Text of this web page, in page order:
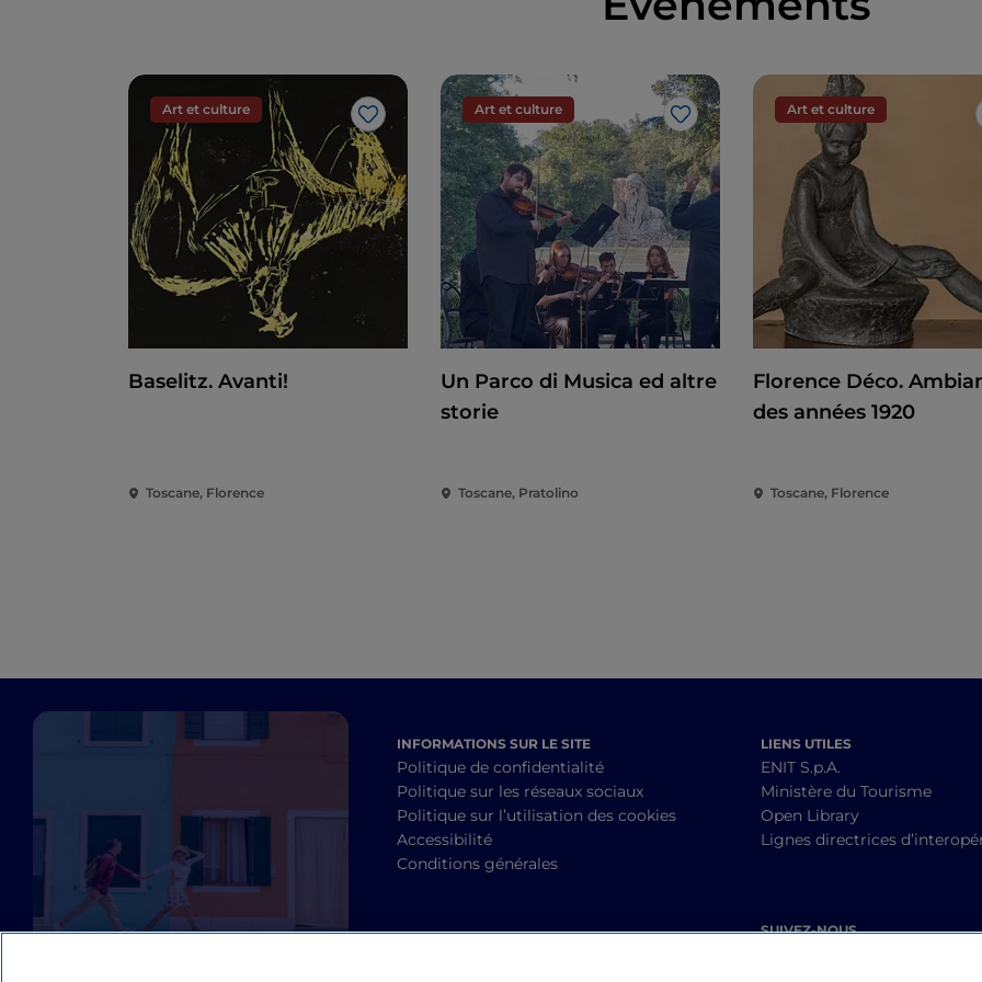
spécimen du jardin. Ou le chêne-liège, planté en 1805 par Ottaviano Targioni Tozetti, alors
Corée, de la Chine orientale et de Taïwan, souvent cultivée comme arbre d'ornement et
utilisée pour la création de bonsaïs.
Mais il y a aussi le héron, la mésange et le rouge-gorge
Il était impossible de penser qu'une oasis aussi précieuse pour la protection de milliers
d'espèces végétales ne soit pas aussi un lieu capable d'accueillir des espèces animales. En
effet, à l'intérieur du jardin botanique, vous pourrez apercevoir, en plus des écureuils, les
espèces d'oiseaux les plus variées, dont le grand héron blanc, le héron cendré et le hibou
grand-duc. Les oiseaux, attirés par la mangeoire installée près du bosquet de bambous,
comprennent des spécimens de rouge-gorge, de mésange, de pic épeiche et de rouge-
queue noir. Au printemps, le triton crêté italien, un curieux amphibien appartenant à la
famille des Salamandridi, fait son apparition. Et pour abriter les insectes, un véritable hôtel a
pollinisation et pour le contrôle biologique des maladies qui attaquent les plantes.
Art et culture
J’aime
Baselitz. Avanti!
Toscane, Florence
Art et culture
J’aime
Un Parco di Musica ed altre
storie
Toscane, Pratolino
Art et culture
Florence Déco.
des années 1920
Toscane, Florence
INFORMATIONS SUR LE SITE
Politique de confidentialité
Politique sur les réseaux sociaux
Politique sur l’utilisation des cookies
Accessibilité
Conditions générales
LIENS UTILES
ENIT S.p.A.
Ministère du Tourisme
Open Library
Lignes directrices
SUIVEZ-NOUS